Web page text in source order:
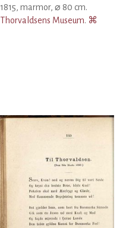
1815, marmor, ⌀ 80 cm.
Thorvaldsens Museum. ⌘